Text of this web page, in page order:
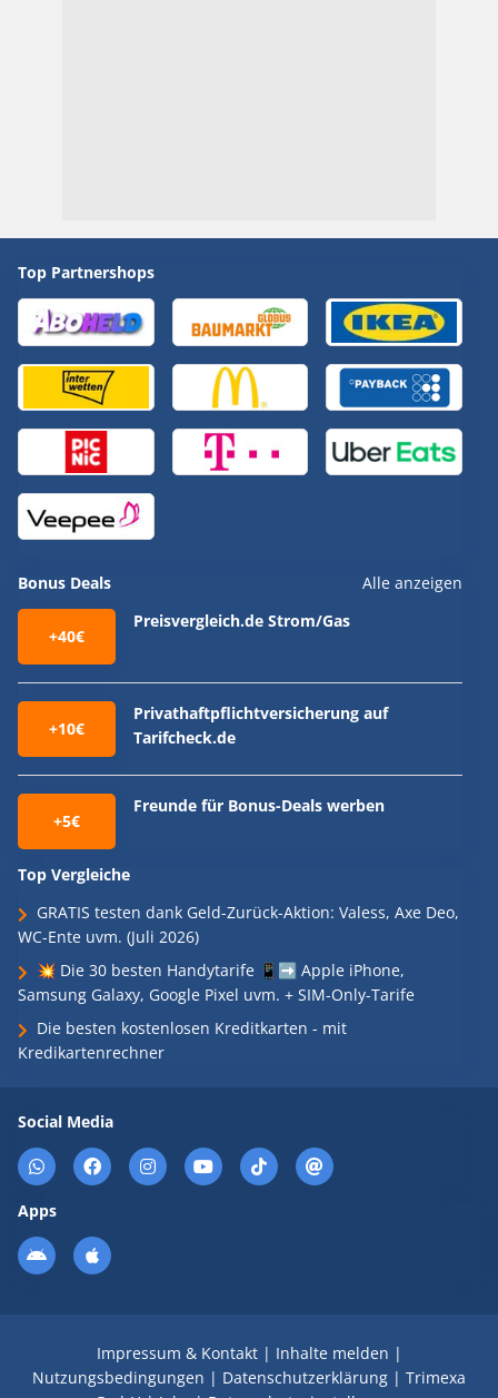
Top Partnershops
Bonus Deals Alle anzeigen
+40€
Preisvergleich.de Strom/Gas
+10€
Privathaftpflichtversicherung auf
Tarifcheck.de
+5€
Freunde für Bonus-Deals werben
Top Vergleiche
GRATIS testen dank Geld-Zurück-Aktion: Valess, Axe Deo,
WC-Ente uvm. (Juli 2026)
💥 Die 30 besten Handytarife 📱➡️ Apple iPhone,
Samsung Galaxy, Google Pixel uvm. + SIM-Only-Tarife
Die besten kostenlosen Kreditkarten - mit
Kredikartenrechner
Social Media
Apps
Impressum & Kontakt| Inhalte melden |
Nutzungsbedingungen | Datenschutzerklärung | Trimexa